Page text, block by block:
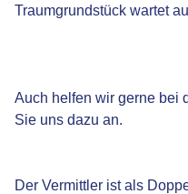
Traumgrundstück wartet
Auch helfen wir gerne bei
Sie uns dazu an.
Der Vermittler ist als